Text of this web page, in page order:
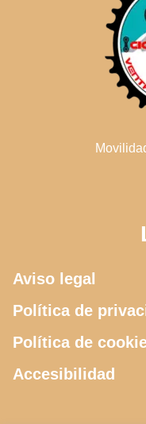
Aviso legal
Política de
Política de
Accesibilidad